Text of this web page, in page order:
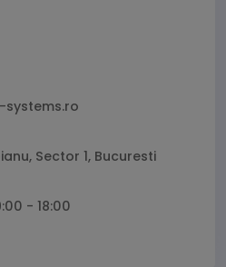
systems.ro
Sector 1, Bucuresti
- 18:00